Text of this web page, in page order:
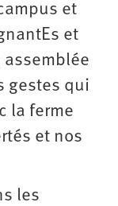
et
et
gestes qui
la ferme
et nos
les